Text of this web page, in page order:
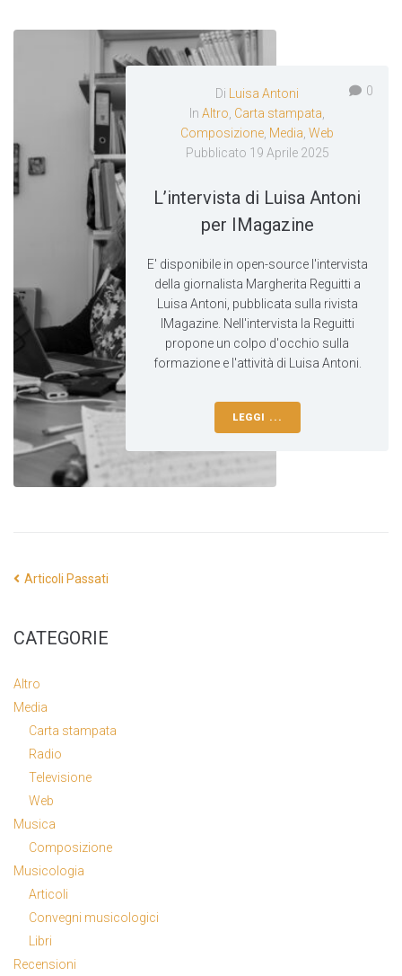
0
Di
Luisa Antoni
InAltro Carta stampata
Composizione Media ,Web
Pubblicato 19 Aprile 2025
L’intervista di Luisa Antoni
per IMagazine
E' disponibile in open-source l'intervista
della giornalista Margherita Reguitti a
Luisa Antoni, pubblicata sulla rivista
IMagazine. Nell'intervista la Reguitti
propone un colpo d'occhio sulla
formazione e l'attività di Luisa Antoni.
LEGGI ...
Articoli Passati
CATEGORIE
Altro
Media
Carta stampata
Radio
Televisione
Web
Musica
Composizione
Musicologia
Articoli
Convegni musicologici
Libri
Recensioni